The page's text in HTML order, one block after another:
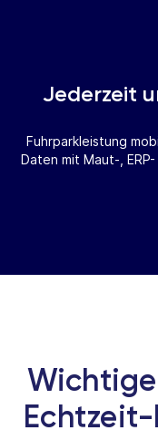
Jederzeit
Fuhrparkleistung
Daten mit Maut-,